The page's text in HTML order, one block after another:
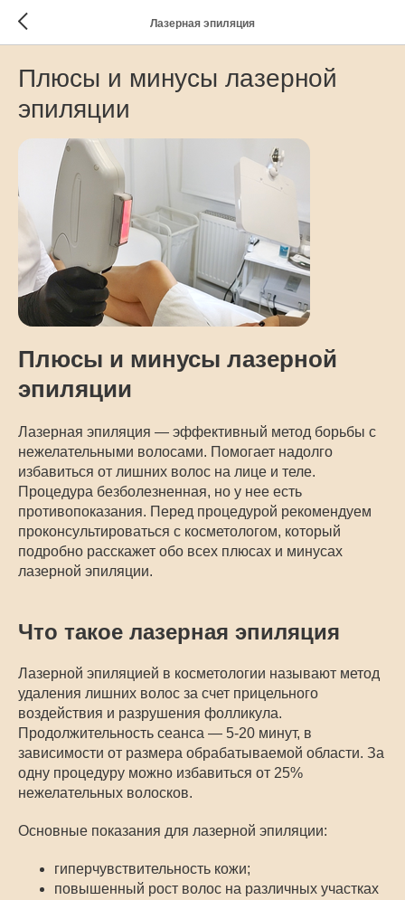
Лазерная эпиляция
Плюсы и минусы лазерной
эпиляции
Плюсы и минусы лазерной
эпиляции
Лазерная эпиляция — эффективный метод борьбы с
нежелательными волосами. Помогает надолго
избавиться от лишних волос на лице и теле.
Процедура безболезненная, но у нее есть
противопоказания. Перед процедурой рекомендуем
проконсультироваться с косметологом, который
подробно расскажет обо всех плюсах и минусах
лазерной эпиляции.
Что такое лазерная эпиляция
Лазерной эпиляцией в косметологии называют метод
удаления лишних волос за счет прицельного
воздействия и разрушения фолликула.
Продолжительность сеанса — 5-20 минут, в
зависимости от размера обрабатываемой области. За
одну процедуру можно избавиться от 25%
нежелательных волосков.
Основные показания для лазерной эпиляции:
гиперчувствительность кожи;
повышенный рост волос на различных участках